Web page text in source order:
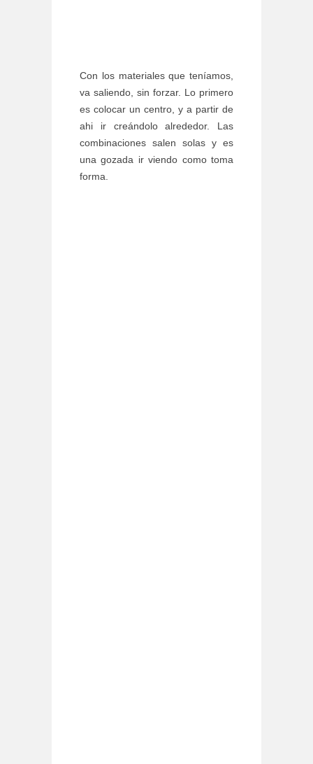
Con los materiales que teníamos,
va saliendo, sin forzar. Lo primero
es colocar un centro, y a partir de
ahi ir creándolo alrededor. Las
combinaciones salen solas y es
una gozada ir viendo como toma
forma.